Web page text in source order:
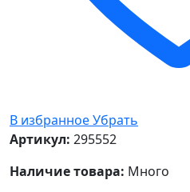
В избранноеУбрать
Артикул: 295552
Наличие товара: Много